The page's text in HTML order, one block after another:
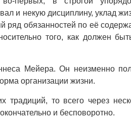
и некую дисциплину, уклад
обязанностей по её
того, как должен
Мейера. Он неизменно
организации жизни.
традиций, то всего через
и бесповоротно.